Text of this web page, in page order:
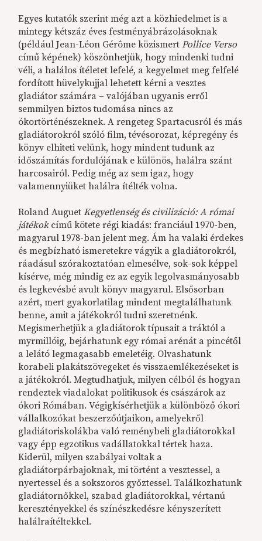
Egyes kutatók szerint még azt a közhiedelmet is a
mintegy kétszáz éves festményábrázolásoknak
(például Jean-Léon Gérôme közismertPollice Verso
című képének) köszönhetjük, hogy mindenki tudni
véli, a halálos ítéletet lefelé, a kegyelmet meg felfelé
fordított hüvelykujjal lehetett kérni a vesztes
gladiátor számára – valójában ugyanis erről
semmilyen biztos tudomása nincs az
ókortörténészeknek. A rengeteg Spartacusról és más
gladiátorokról szóló film, tévésorozat, képregény és
könyv elhiteti velünk, hogy mindent tudunk az
időszámítás fordulójának e különös, halálra szánt
harcosairól. Pedig még az sem igaz, hogy
valamennyiüket halálra ítélték volna.
Roland AuguetKegyetlenség és civilizáció: A római
játékokcímű kötete régi kiadás: franciául 1970-ben,
magyarul 1978-ban jelent meg. Ám ha valaki érdekes
és megbízható ismeretekre vágyik a gladiátorokról,
ráadásul szórakoztatóan elmesélve, sok-sok képpel
kísérve, még mindig ez az egyik legolvasmányosabb
és legkevésbé avult könyv magyarul. Elsősorban
azért, mert gyakorlatilag mindent megtalálhatunk
benne, amit a játékokról tudni szeretnénk.
Megismerhetjük a gladiátorok típusait a tráktól a
myrmillóig, bejárhatunk egy római arénát a pincétől
a lelátó legmagasabb emeletéig. Olvashatunk
korabeli plakátszövegeket és visszaemlékezéseket is
a játékokról. Megtudhatjuk, milyen célból és hogyan
rendeztek viadalokat politikusok és császárok az
ókori Rómában. Végigkísérhetjük a különböző ókori
vállalkozókat beszerzőútjaikon, amelyekről
gladiátoriskolákba való reménybeli gladiátorokkal
vagy épp egzotikus vadállatokkal tértek haza.
Kiderül, milyen szabályai voltak a
gladiátorpárbajoknak, mi történt a vesztessel, a
nyertessel és a sokszoros győztessel. Találkozhatunk
gladiátornőkkel, szabad gladiátorokkal, vértanú
keresztényekkel és színészkedésre kényszerített
halálraítéltekkel.